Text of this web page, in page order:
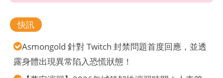
快訊
Asmongold 針對 Twitch 封禁問題首度回應，並透
露身體出現異常陷入恐慌狀態！